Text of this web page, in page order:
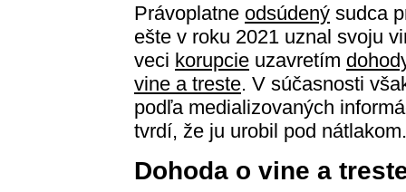
Právoplatne odsúdený sudca
ešte v roku 2021 uznal svoju
veci korupcie uzavretím
vine a treste. V súčasnosti
podľa medializovaných
tvrdí, že ju urobil pod nátlakom.
Dohoda o vine a